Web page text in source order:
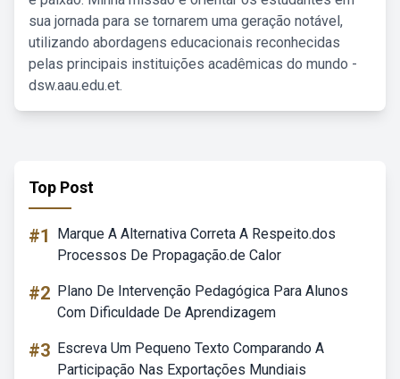
sua jornada para se tornarem uma geração notável,
utilizando abordagens educacionais reconhecidas
pelas principais instituições acadêmicas do mundo -
dsw.aau.edu.et.
Top Post
#1
Marque A Alternativa Correta A Respeito.dos
Processos De Propagação.de Calor
#2 Plano De Intervenção Pedagógica Para Alunos
Com Dificuldade De Aprendizagem
#3 Escreva Um Pequeno Texto Comparando A
Participação Nas Exportações Mundiais